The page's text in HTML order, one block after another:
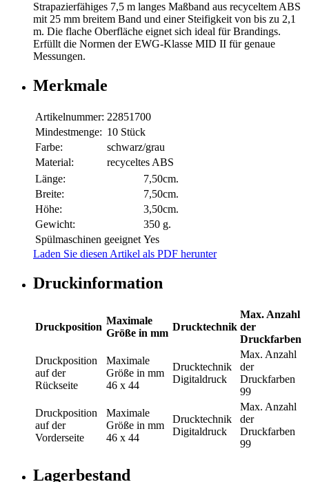
Strapazierfähiges 7,5 m langes Maßband aus recyceltem ABS
mit 25 mm breitem Band und einer Steifigkeit von bis zu 2,1
m. Die flache Oberfläche eignet sich ideal für Brandings.
Erfüllt die Normen der EWG-Klasse MID II für genaue
Messungen.
Merkmale
Artikelnummer: 22851700
Mindestmenge: 10 Stück
Farbe:
schwarz/grau
Material:
recyceltes ABS
Länge:
7,50cm.
Breite:
7,50cm.
Höhe:
3,50cm.
Gewicht:
350 g.
Spülmaschinen geeignet Yes
Laden Sie diesen Artikel als PDF herunter
Druckinformation
Druckposition
Maximale
Größe in mm
Drucktechnik
Max. Anzahl
der
Druckfarben
Druckposition
auf der
Rückseite
Maximale
Größe in mm
46 x 44
Drucktechnik
Digitaldruck
Max. Anzahl
der
Druckfarben
99
Druckposition
auf der
Vorderseite
Maximale
Größe in mm
46 x 44
Drucktechnik
Digitaldruck
Max. Anzahl
der
Druckfarben
99
Lagerbestand